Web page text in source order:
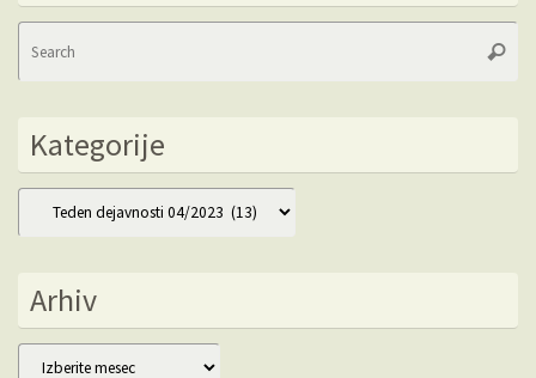
Kategorije
Kategorije
Arhiv
Arhiv